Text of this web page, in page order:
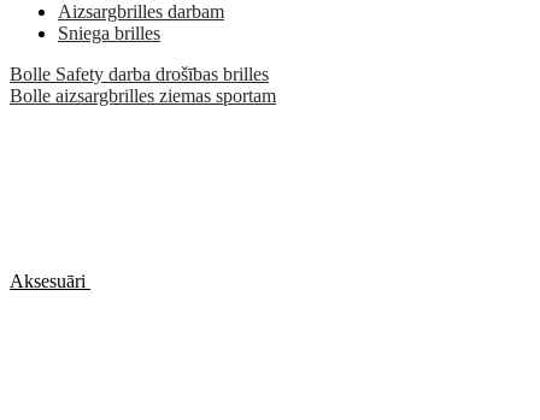
Aizsargbrilles darbam
Sniega brilles
Bolle Safety darba drošības brilles
Bolle aizsargbrilles ziemas sportam
Aksesuāri